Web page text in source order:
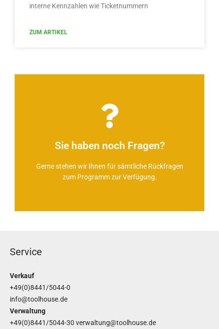
interne Kennzahlen wie Ticketnummern
ZUM ARTIKEL
Sie haben noch Fragen?
Gerne stehen wir Ihnen für sämtliche Rückfragen
zum Programm zur Verfügung.
Service
Verkauf
+49(0)8441/5044-0
info@toolhouse.de
Verwaltung
+49(0)8441/5044-30 verwaltung@toolhouse.de